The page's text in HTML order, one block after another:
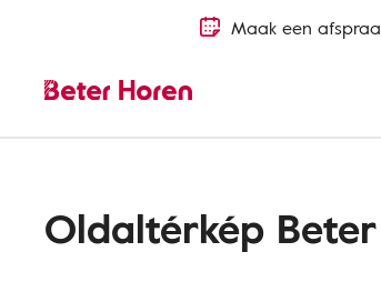
Maak een
Oldaltérkép